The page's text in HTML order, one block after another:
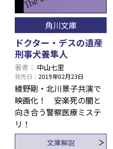
角川文庫
ドクター・デスの遺産
刑事犬養隼人
著者 中山七里
発売日 2019年02月23日
綾野剛・北川景子共演で
映画化！ 安楽死の闇と
向き合う警察医療ミステ
リ！
文庫解説